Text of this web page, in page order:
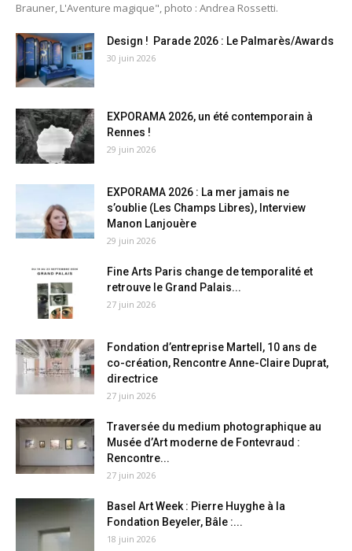
Brauner, L'Aventure magique", photo : Andrea Rossetti.
Design ! Parade 2026 : Le Palmarès/Awards
30 juin 2026
EXPORAMA 2026, un été contemporain à
Rennes !
29 juin 2026
EXPORAMA 2026 : La mer jamais ne
s’oublie (Les Champs Libres), Interview
Manon Lanjouère
29 juin 2026
Fine Arts Paris change de temporalité et
retrouve le Grand Palais...
27 juin 2026
Fondation d’entreprise Martell, 10 ans de
co-création, Rencontre Anne-Claire Duprat,
directrice
27 juin 2026
Traversée du medium photographique au
Musée d’Art moderne de Fontevraud :
Rencontre...
27 juin 2026
Basel Art Week : Pierre Huyghe à la
Fondation Beyeler, Bâle :...
18 juin 2026